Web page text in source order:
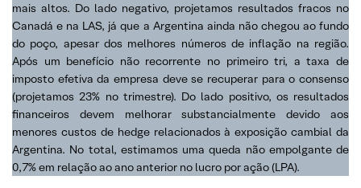
mais altos. Do lado negativo, projetamos resultados fracos no
Canadá e na LAS, já que a Argentina ainda não chegou ao fundo
do poço, apesar dos melhores números de inflação na região.
Após um benefício não recorrente no primeiro tri, a taxa de
imposto efetiva da empresa deve se recuperar para o consenso
(projetamos 23% no trimestre). Do lado positivo, os resultados
financeiros devem melhorar substancialmente devido aos
menores custos de hedge relacionados à exposição cambial da
Argentina. No total, estimamos uma queda não empolgante de
0,7% em relação ao ano anterior no lucro por ação (LPA).